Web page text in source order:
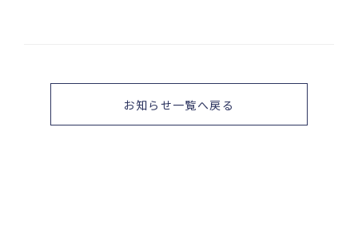
お知らせ一覧へ戻る